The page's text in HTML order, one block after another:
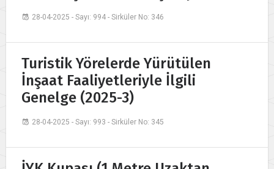
28-04-2025 - Sayı: 994 - Sirküler No: 346
Turistik Yörelerde Yürütülen
İnşaat Faaliyetleriyle İlgili
Genelge (2025-3)
28-04-2025 - Sayı: 993 - Sirküler No: 345